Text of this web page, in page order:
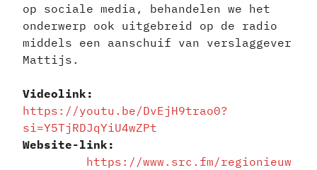
op sociale media, behandelen we het
onderwerp ook uitgebreid op de radio
middels een aanschuif van verslaggever
Mattijs.
Videolink:
https://youtu.be/DvEjH9trao0?
si=Y5TjRDJqYiU4wZPt
Website-link:
https://www.src.fm/regionieuw